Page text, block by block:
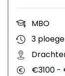
MBO
3
€3100 -